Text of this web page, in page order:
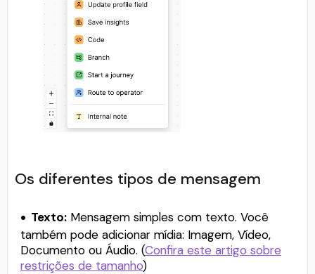
Os diferentes tipos de mensagem
Texto: Mensagem simples com texto. Você
também pode adicionar mídia: Imagem, Vídeo,
Documento ou Áudio. (Confira este artigo sobre
restrições de tamanho)